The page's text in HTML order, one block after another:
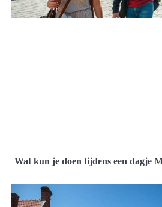
Wat kun je doen tijdens een dagje